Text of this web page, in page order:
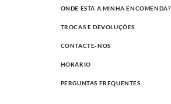
ONDE ESTÁ A MINHA ENCOMENDA?
TROCAS E DEVOLUÇÕES
CONTACTE-NOS
HORÁRIO
PERGUNTAS FREQUENTES